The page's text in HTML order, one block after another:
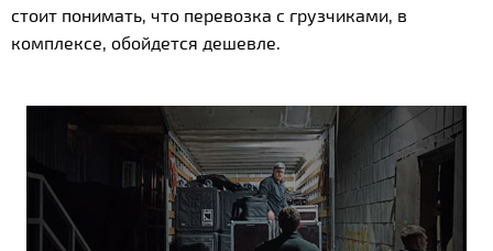
стоит понимать, что перевозка с грузчиками, в
комплексе, обойдется дешевле.